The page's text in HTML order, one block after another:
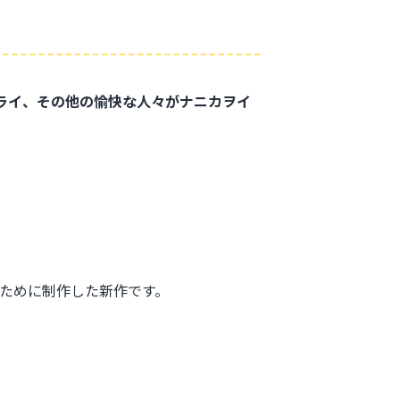
、その他の愉快な人々がナニカヲイ
に制作した新作です。